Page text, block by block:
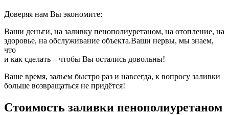
Доверяя нам Вы экономите:
Ваши деньги, на заливку пенополиуретаном, на отопление, на
здоровье, на обслуживание объекта.Ваши нервы, мы знаем,
что
и как сделать – чтобы Вы остались довольны!
Ваше время, зальем быстро раз и навсегда, к вопросу заливки
больше возвращаться не придётся!
Стоимость заливки пенополиуретаном